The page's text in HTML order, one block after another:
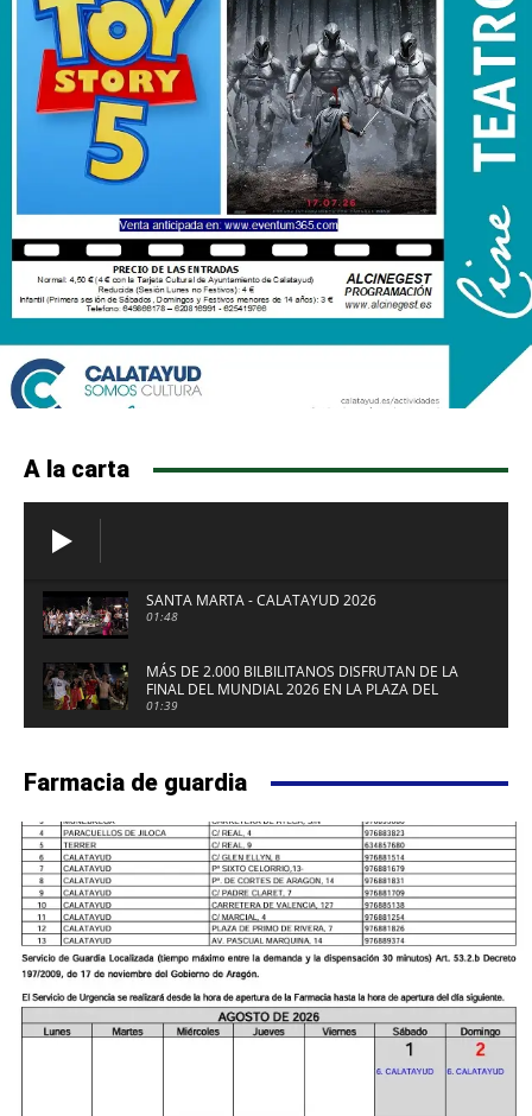
A la carta
SANTA MARTA - CALATAYUD 2026
01:48
MÁS DE 2.000 BILBILITANOS DISFRUTAN DE LA
FINAL DEL MUNDIAL 2026 EN LA PLAZA DEL
FUERTE DE CALATAYUD
01:39
Farmacia de guardia